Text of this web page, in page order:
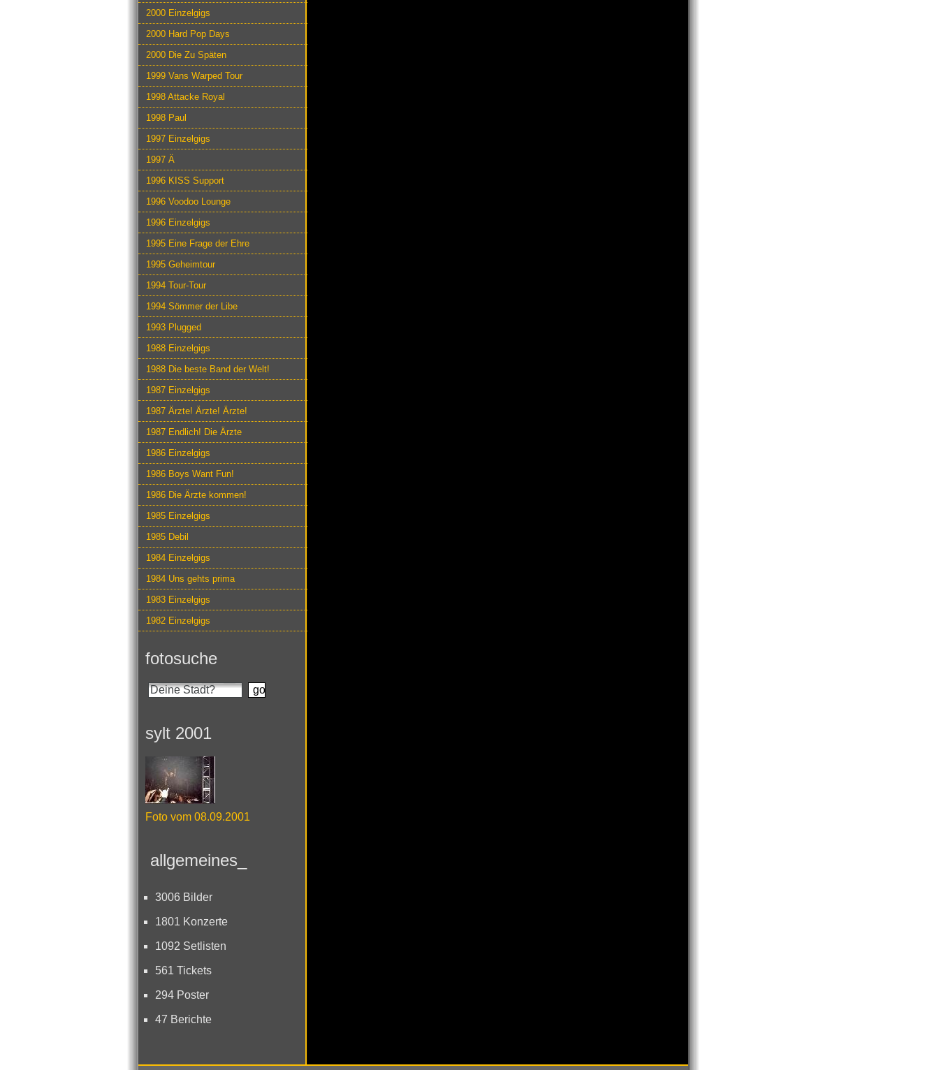
2000 Einzelgigs
2000 Hard Pop Days
2000 Die Zu Späten
1999 Vans Warped Tour
1998 Attacke Royal
1998 Paul
1997 Einzelgigs
1997 Ä
1996 KISS Support
1996 Voodoo Lounge
1996 Einzelgigs
1995 Eine Frage der Ehre
1995 Geheimtour
1994 Tour-Tour
1994 Sömmer der Libe
1993 Plugged
1988 Einzelgigs
1988 Die beste Band der Welt!
1987 Einzelgigs
1987 Ärzte! Ärzte! Ärzte!
1987 Endlich! Die Ärzte
1986 Einzelgigs
1986 Boys Want Fun!
1986 Die Ärzte kommen!
1985 Einzelgigs
1985 Debil
1984 Einzelgigs
1984 Uns gehts prima
1983 Einzelgigs
1982 Einzelgigs
fotosuche
sylt 2001
Foto vom 08.09.2001
allgemeines_
3006 Bilder
1801 Konzerte
1092 Setlisten
561 Tickets
294 Poster
47 Berichte